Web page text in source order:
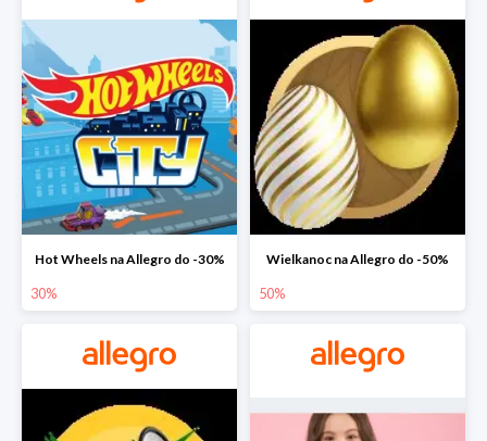
Hot Wheels na Allegro do -30%
30%
Wielkanoc na Allegro do -50%
50%